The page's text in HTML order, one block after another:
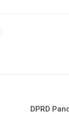
DPRD